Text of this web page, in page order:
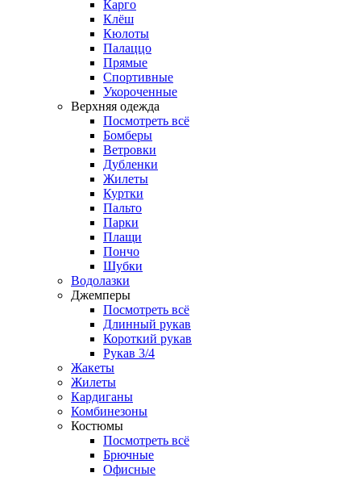
Карго
Клёш
Кюлоты
Палаццо
Прямые
Спортивные
Укороченные
Верхняя одежда
Посмотреть всё
Бомберы
Ветровки
Дубленки
Жилеты
Куртки
Пальто
Парки
Плащи
Пончо
Шубки
Водолазки
Джемперы
Посмотреть всё
Длинный рукав
Короткий рукав
Рукав 3/4
Жакеты
Жилеты
Кардиганы
Комбинезоны
Костюмы
Посмотреть всё
Брючные
Офисные